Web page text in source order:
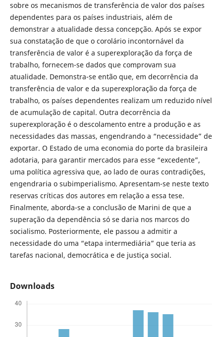
sobre os mecanismos de transferência de valor dos países
dependentes para os países industriais, além de
demonstrar a atualidade dessa concepção. Após se expor
sua constatação de que o corolário incontornável da
transferência de valor é a superexploração da força de
trabalho, fornecem-se dados que comprovam sua
atualidade. Demonstra-se então que, em decorrência da
transferência de valor e da superexploração da força de
trabalho, os países dependentes realizam um reduzido nível
de acumulação de capital. Outra decorrência da
superexploração é o descolamento entre a produção e as
necessidades das massas, engendrando a “necessidade” de
exportar. O Estado de uma economia do porte da brasileira
adotaria, para garantir mercados para esse “excedente”,
uma política agressiva que, ao lado de ouras contradições,
engendraria o subimperialismo. Apresentam-se neste texto
reservas críticas dos autores em relação a essa tese.
Finalmente, aborda-se a conclusão de Marini de que a
superação da dependência só se daria nos marcos do
socialismo. Posteriormente, ele passou a admitir a
necessidade do uma “etapa intermediária” que teria as
tarefas nacional, democrática e de justiça social.
Downloads